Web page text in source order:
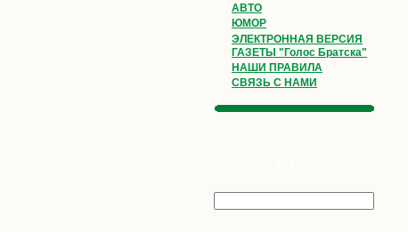
АВТО
ЮМОР
ЭЛЕКТРОННАЯ ВЕРСИЯ
ГАЗЕТЫ "Голос Братска"
НАШИ ПРАВИЛА
СВЯЗЬ С НАМИ